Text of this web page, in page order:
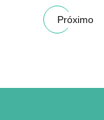
Próximo